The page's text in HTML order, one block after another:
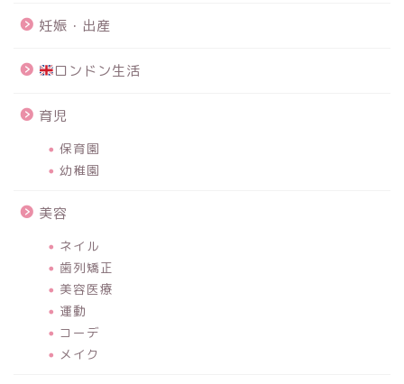
妊娠・出産
ロンドン生活
育児
保育園
幼稚園
美容
ネイル
歯列矯正
美容医療
運動
コーデ
メイク